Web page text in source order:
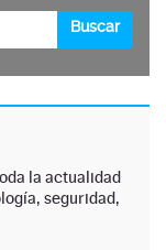
la actualidad
seguridad,